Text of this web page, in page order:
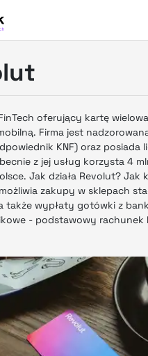
oferujący kartę
Firma jest
KNF) oraz posiada
z jej usług korzysta 4
Jak działa Revolut? Jak
zakupy w sklepach
także wypłaty gotówki z
- podstawowy rachunek